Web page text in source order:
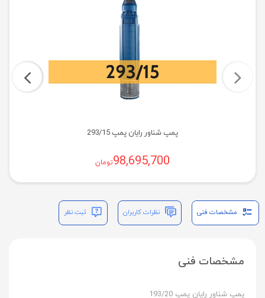
پمپ شناور رایان پمپ 293/15
98,695,700تومان
مشخصات فنی نظرات کاربران ثبت نظر
مشخصات فنی
پمپ شناور رایان پمپ 193/20